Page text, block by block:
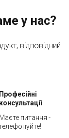
у нас?
відповідний
Професійні
консультації
Маєте питання -